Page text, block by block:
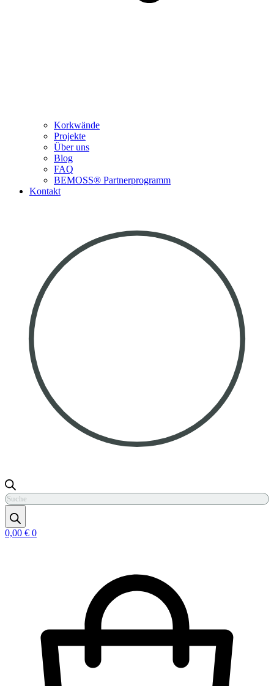
Korkwände
Projekte
Über uns
Blog
FAQ
BEMOSS® Partnerprogramm​
Kontakt
Products
search
0,00 € 0